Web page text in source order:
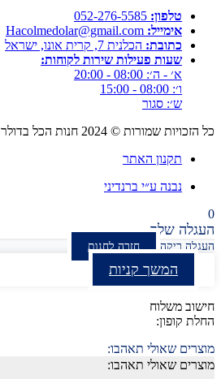
טלפון: 052-276-5585⁩
אימייל: Hacolmedolar@gmail.com
כתובת: הכלנית 7, קרית אונו, ישראל
שעות פעילות שירות לקוחות:
א׳ - ה׳: 08:00 - 20:00
ו׳: 08:00 - 15:00
ש׳: סגור
כל הזכויות שמורות © 2024 חנות הכל בדולר
תקנון האתר
נבנה ע״י ברנדיני
0
העגלה שלך
העגלה ריקה חזרה לחנות
המשך קניות
חישוב משלוח
החלת קופון:
מוצרים שאולי תאהבו:
מוצרים שאולי תאהבו: